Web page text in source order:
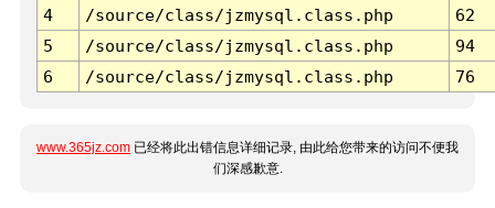
4
/source/class/jzmysql.class.php
62
5
/source/class/jzmysql.class.php
94
6
/source/class/jzmysql.class.php 76
www.365jz.com 已经将此出错信息详细记录, 由此给您带来的访问不便我
们深感歉意.